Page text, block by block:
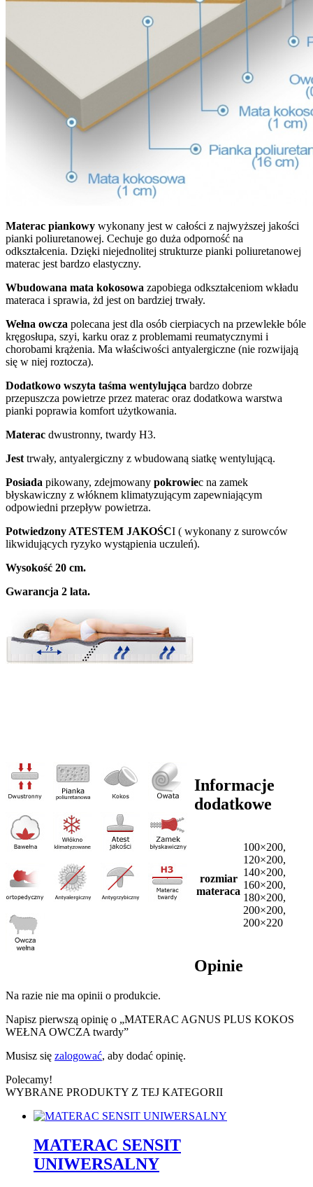
Materac piankowy wykonany jest w całości z najwyższej jakości
pianki poliuretanowej. Cechuje go duża odporność na
odkształcenia. Dzięki niejednolitej strukturze pianki poliuretanowej
materac jest bardzo elastyczny.
Wbudowana mata kokosowa zapobiega odkształceniom wkładu
materaca i sprawia, żd jest on bardziej trwały.
Wełna owcza polecana jest dla osób cierpiacych na przewlekłe bóle
kręgosłupa, szyi, karku oraz z problemami reumatycznymi i
chorobami krążenia. Ma właściwości antyalergiczne (nie rozwijają
się w niej roztocza).
Dodatkowo wszyta taśma wentylująca bardzo dobrze
przepuszcza powietrze przez materac oraz dodatkowa warstwa
pianki poprawia komfort użytkowania.
Materac dwustronny, twardy H3.
Jest trwały, antyalergiczny z wbudowaną siatkę wentylującą.
Posiada pikowany, zdejmowany pokrowiec na zamek
błyskawiczny z włóknem klimatyzującym zapewniającym
odpowiedni przepływ powietrza.
Potwiedzony ATESTEM JAKOŚCI ( wykonany z surowców
likwidujących ryzyko wystąpienia uczuleń).
Wysokość 20 cm.
Gwarancja 2 lata.
Informacje
dodatkowe
rozmiar
materaca
100×200,
120×200,
140×200,
160×200,
180×200,
200×200,
200×220
Opinie
Na razie nie ma opinii o produkcie.
Napisz pierwszą opinię o „MATERAC AGNUS PLUS KOKOS
WEŁNA OWCZA twardy”
Musisz się zalogować, aby dodać opinię.
Polecamy!
WYBRANE PRODUKTY Z TEJ KATEGORII
MATERAC SENSIT
UNIWERSALNY